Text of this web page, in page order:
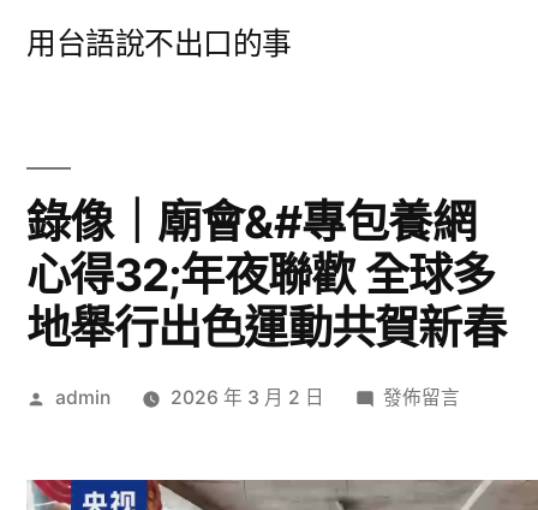
用台語說不出口的事
錄像｜廟會&#專包養網
心得32;年夜聯歡 全球多
地舉行出色運動共賀新春
作
admin 2026 年 3 月 2 日
在
｜
發佈留言